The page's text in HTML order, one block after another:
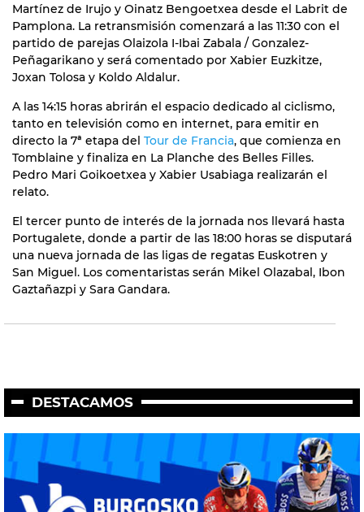
Martínez de Irujo y Oinatz Bengoetxea desde el Labrit de
Pamplona. La retransmisión comenzará a las 11:30 con el
partido de parejas Olaizola I-Ibai Zabala / Gonzalez-
Peñagarikano y será comentado por Xabier Euzkitze,
Joxan Tolosa y Koldo Aldalur.
A las 14:15 horas abrirán el espacio dedicado al ciclismo,
tanto en televisión como en internet, para emitir en
directo la 7ª etapa del Tour de Francia, que comienza en
Tomblaine y finaliza en La Planche des Belles Filles.
Pedro Mari Goikoetxea y Xabier Usabiaga realizarán el
relato.
El tercer punto de interés de la jornada nos llevará hasta
Portugalete, donde a partir de las 18:00 horas se disputará
una nueva jornada de las ligas de regatas Euskotren y
San Miguel. Los comentaristas serán Mikel Olazabal, Ibon
Gaztañazpi y Sara Gandara.
DESTACAMOS